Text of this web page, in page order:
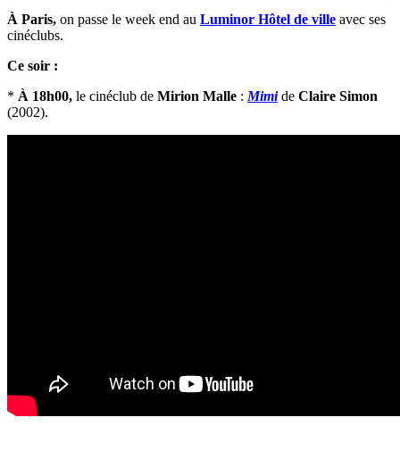
À Paris, on passe le week end au Luminor Hôtel de ville avec ses
cinéclubs.
Ce soir :
* À 18h00, le cinéclub de Mirion Malle :Mimide Claire Simon
(2002).